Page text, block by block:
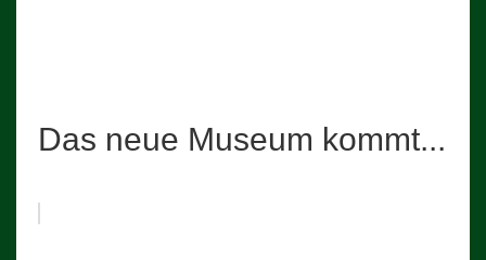
Das neue Museum kommt...